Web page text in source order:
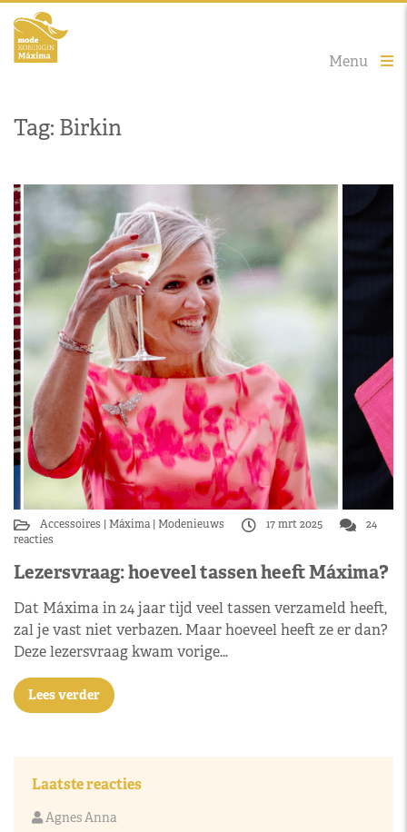
Menu
Tag: Birkin
Accessoires Máxima Modenieuws 17 mrt 2025
24
reacties
Lezersvraag: hoeveel tassen heeft Máxima?
Dat Máxima in 24 jaar tijd veel tassen verzameld heeft,
zal je vast niet verbazen. Maar hoeveel heeft ze er dan?
Deze lezersvraag kwam vorige…
Lees verder
Laatste reacties
Agnes Anna